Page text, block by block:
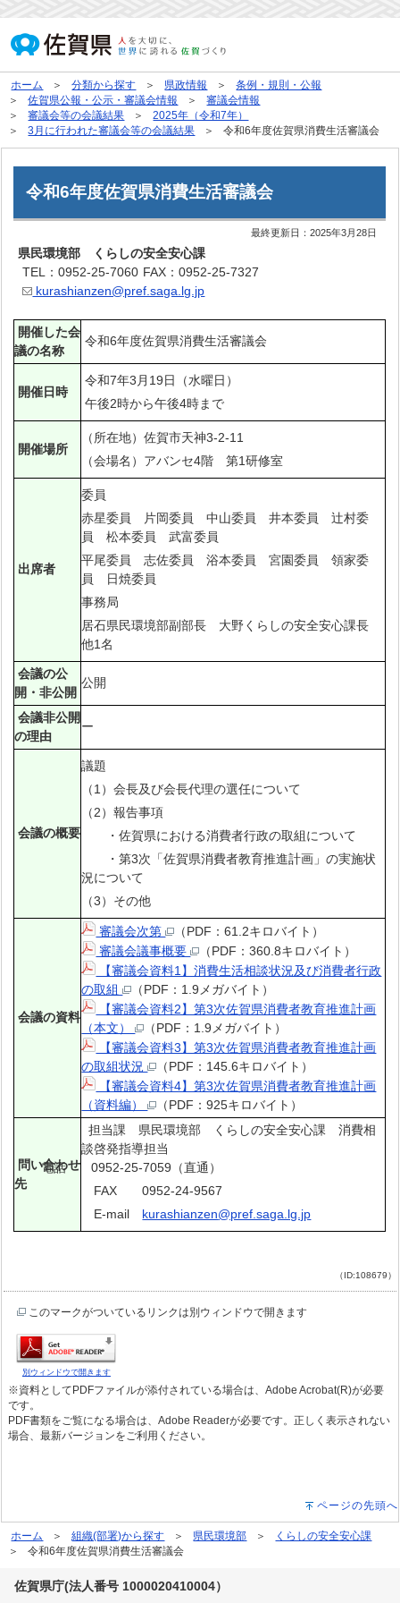
ホーム 分類から探す 県政情報
条例・規則・公報
佐賀県公報・公示・審議会情報
審議会情報
審議会等の会議結果
2025年（令和7年）
3月に行われた審議会等の会議結果
令和6年度佐賀県消費生活審議会
令和6年度佐賀県消費生活審議会
最終更新日：2025年3月28日
県民環境部 くらしの安全安心課
TEL：0952-25-7060 FAX：0952-25-7327
kurashianzen@pref.saga.lg.jp
開催した会
議の名称
令和6年度佐賀県消費生活審議会
開催日時
令和7年3月19日（水曜日）
午後2時から午後4時まで
開催場所
（所在地）佐賀市天神3-2-11
（会場名）アバンセ4階 第1研修室
出席者
委員
赤星委員 片岡委員 中山委員 井本委員 辻村委
員 松本委員 武富委員
平尾委員 志佐委員 浴本委員 宮園委員 領家委
員 日焼委員
事務局
居石県民環境部副部長 大野くらしの安全安心課長
他1名
会議の公
開・非公開
公開
会議非公開
の理由
ー
会議の概要
議題
（1）会長及び会長代理の選任について
（2）報告事項
・佐賀県における消費者行政の取組について
・第3次「佐賀県消費者教育推進計画」の実施状
況について
（3）その他
会議の資料
審議会次第
（PDF：61.2キロバイト）
審議会議事概要
（PDF：360.8キロバイト）
【審議会資料1】消費生活相談状況及び消費者行政
の取組
（PDF：1.9メガバイト）
【審議会資料2】第3次佐賀県消費者教育推進計画
（本文）
（PDF：1.9メガバイト）
【審議会資料3】第3次佐賀県消費者教育推進計画
の取組状況
（PDF：145.6キロバイト）
【審議会資料4】第3次佐賀県消費者教育推進計画
（資料編）
（PDF：925キロバイト）
問い合わせ
先
担当課 県民環境部 くらしの安全安心課 消費相
談啓発指導担当
電話 0952-25-7059（直通）
FAX 0952-24-9567
E-mail kurashianzen@pref.saga.lg.jp
（ID:108679）
このマークがついているリンクは別ウィンドウで開きます
別ウィンドウで開きます
※資料としてPDFファイルが添付されている場合は、Adobe Acrobat(R)が必要
です。
PDF書類をご覧になる場合は、Adobe Readerが必要です。正しく表示されない
場合、最新バージョンをご利用ください。
ページの先頭へ
ホーム 組織(部署)から探す 県民環境部
くらしの安全安心課
令和6年度佐賀県消費生活審議会
佐賀県庁(法人番号 1000020410004）